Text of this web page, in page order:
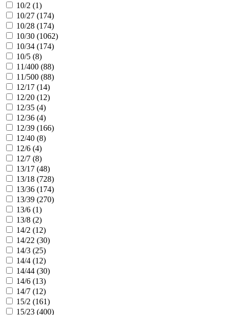
10/2 (1)
10/27 (174)
10/28 (174)
10/30 (1062)
10/34 (174)
10/5 (8)
11/400 (88)
11/500 (88)
12/17 (14)
12/20 (12)
12/35 (4)
12/36 (4)
12/39 (166)
12/40 (8)
12/6 (4)
12/7 (8)
13/17 (48)
13/18 (728)
13/36 (174)
13/39 (270)
13/6 (1)
13/8 (2)
14/2 (12)
14/22 (30)
14/3 (25)
14/4 (12)
14/44 (30)
14/6 (13)
14/7 (12)
15/2 (161)
15/23 (400)